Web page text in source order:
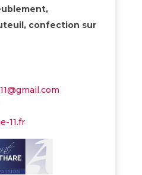
confection sur
11.fr